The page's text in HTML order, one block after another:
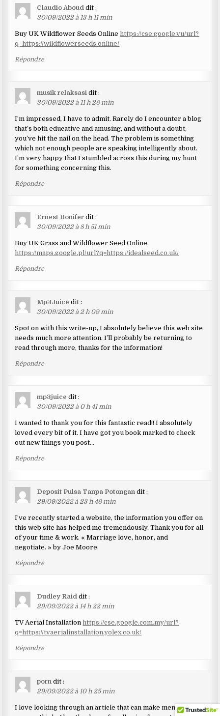
Claudio Aboud dit :
30/09/2022 à 13 h 11 min
Buy UK Wildflower Seeds Onlinehttps://cse.google.vu/url?
q=https://wildflowerseeds.online/
Répondre
musik relaksasi dit :
30/09/2022 à 11 h 26 min
I’m impressed, I have to admit. Rarely do I encounter a blog
that’s both educative and amusing, and without a doubt,
you’ve hit the nail on the head. The problem is something
which not enough people are speaking intelligently about.
I’m very happy that I stumbled across this during my hunt
for something concerning this.
Répondre
Ernest Bonifer dit :
30/09/2022 à 8 h 51 min
Buy UK Grass and Wildflower Seed Online.
https://maps.google.pl/url?q=https://idealseed.co.uk/
Répondre
Mp3Juice dit :
30/09/2022 à 2 h 09 min
Spot on with this write-up, I absolutely believe this web site
needs much more attention. I’ll probably be returning to
read through more, thanks for the information!
Répondre
mp3juice dit :
30/09/2022 à 0 h 41 min
I wanted to thank you for this fantastic read!! I absolutely
loved every bit of it. I have got you book marked to check
out new things you post…
Répondre
Deposit Pulsa Tanpa Potongan dit :
29/09/2022 à 23 h 46 min
I’ve recently started a website, the information you offer on
this web site has helped me tremendously. Thank you for all
of your time & work. « Marriage love, honor, and
negotiate. » by Joe Moore.
Répondre
Dudley Raid dit :
29/09/2022 à 14 h 22 min
TV Aerial Installationhttps://cse.google.com.my/url?
q=https://tvaerialinstallation.yolex.co.uk/
Répondre
porn dit :
29/09/2022 à 10 h 25 min
I love looking through an article that can make men and